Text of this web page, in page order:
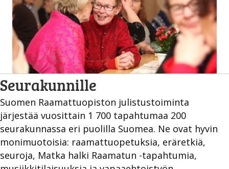
Seurakunnille
Suomen Raamattuopiston julistustoiminta
järjestää vuosittain 1 700 tapahtumaa 200
seurakunnassa eri puolilla Suomea. Ne ovat hyvin
monimuotoisia: raamattuopetuksia, eräretkiä,
seuroja, Matka halki Raamatun -tapahtumia,